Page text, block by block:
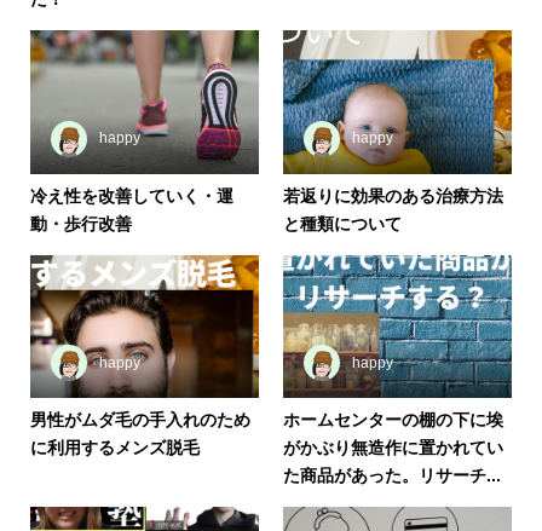
happy
冷え性を改善していく・運
動・歩行改善
happy
若返りに効果のある治療方法
と種類について
happy
男性がムダ毛の手入れのため
に利用するメンズ脱毛
happy
ホームセンターの棚の下に埃
がかぶり無造作に置かれてい
た商品があった。リサーチ...